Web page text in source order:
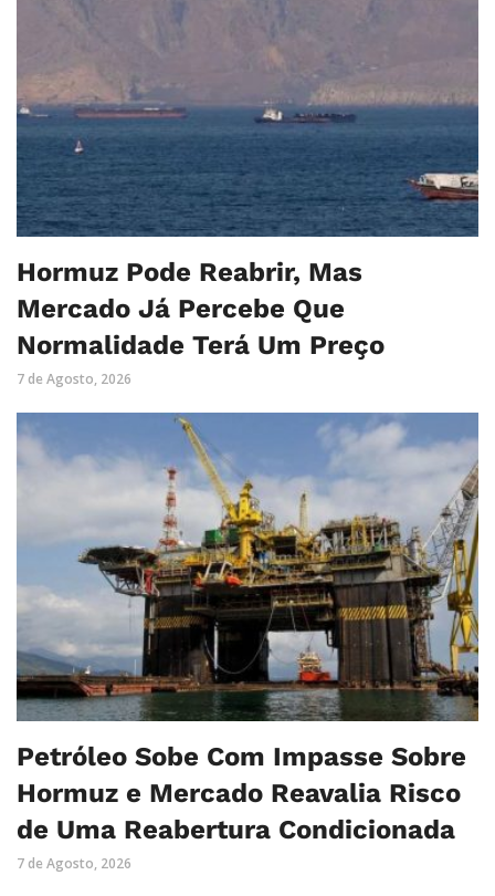
Hormuz Pode Reabrir, Mas
Mercado Já Percebe Que
Normalidade Terá Um Preço
7 de Agosto, 2026
Petróleo Sobe Com Impasse Sobre
Hormuz e Mercado Reavalia Risco
de Uma Reabertura Condicionada
7 de Agosto, 2026